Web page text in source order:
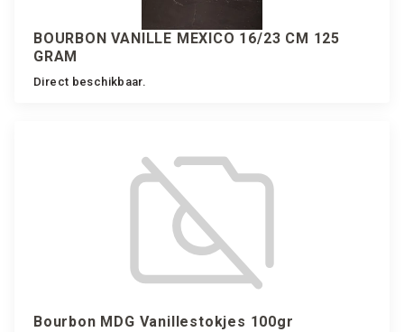
BOURBON VANILLE MEXICO 16/23 CM 125
GRAM
Direct beschikbaar.
Bourbon MDG Vanillestokjes 100gr